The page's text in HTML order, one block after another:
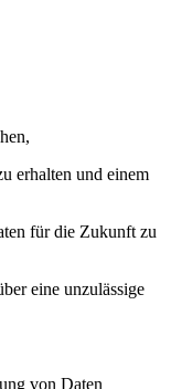
erhalten und einem
für die Zukunft zu
eine unzulässige
von Daten